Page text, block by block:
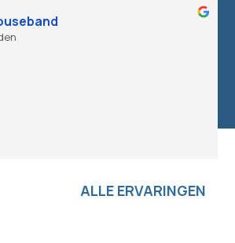
ALLE ERVARINGEN